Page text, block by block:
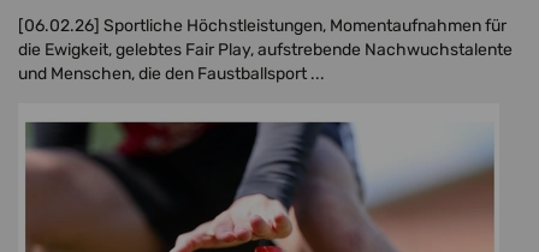
[06.02.26] Sportliche Höchstleistungen, Momentaufnahmen für
die Ewigkeit, gelebtes Fair Play, aufstrebende Nachwuchstalente
und Menschen, die den Faustballsport ...